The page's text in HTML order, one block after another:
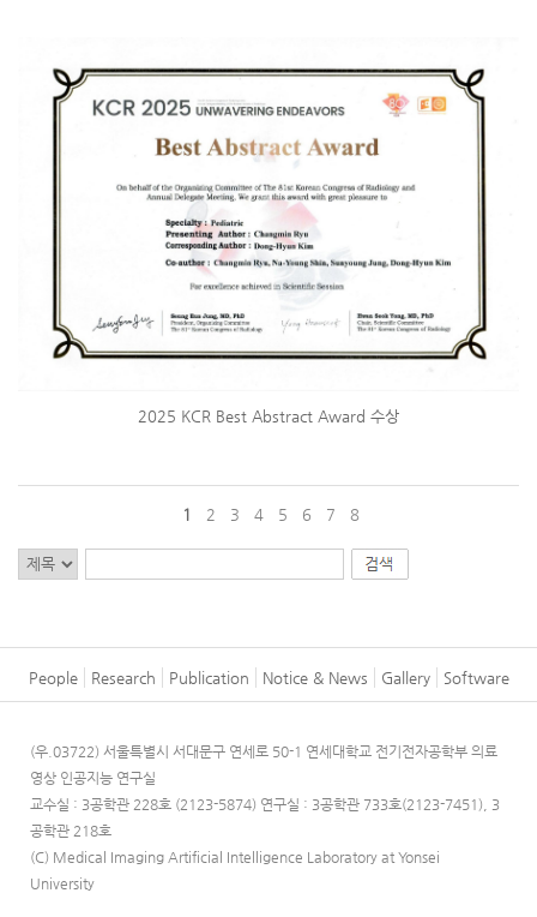
2025 KCR Best Abstract Award 수상
1 2 3 4 5 6 7 8
People Research Publication Notice & News Gallery Software
(우.03722) 서울특별시 서대문구 연세로 50-1 연세대학교 전기전자공학부 의료
영상 인공지능 연구실
교수실 : 3공학관 228호 (2123-5874) 연구실 : 3공학관 733호(2123-7451), 3
공학관 218호
(C) Medical Imaging Artificial Intelligence Laboratory at Yonsei
University